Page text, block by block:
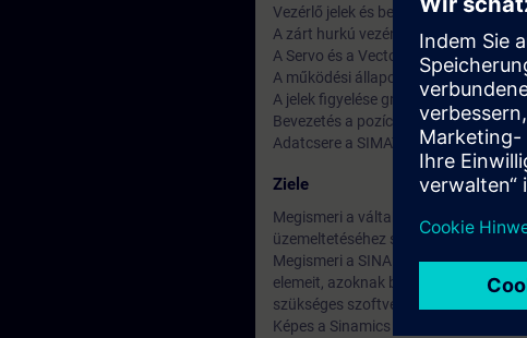
Vezérlő jelek és belső
A zárt hurkú vezérlés optimalizálása
A Servo és a Vector üzemmódok
A működési állapot elemzése
A jelek figyelése grafikusan (trace-
Bevezetés a pozícionálásba és az
Adatcsere a SIMATIC S7-tel
Ziele
Megismeri a váltakozó áramú
üzemeltetéséhez szükséges
Megismeri a SINAMICS S120
elemeit, azoknak beüzemeléséhez,
szükséges szoftveres és hardveres
Képes a Sinamics S120